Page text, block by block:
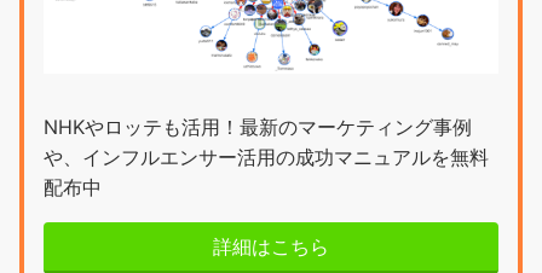
NHKやロッテも活用！最新のマーケティング事例
や、インフルエンサー活用の成功マニュアルを無料
配布中
詳細はこちら